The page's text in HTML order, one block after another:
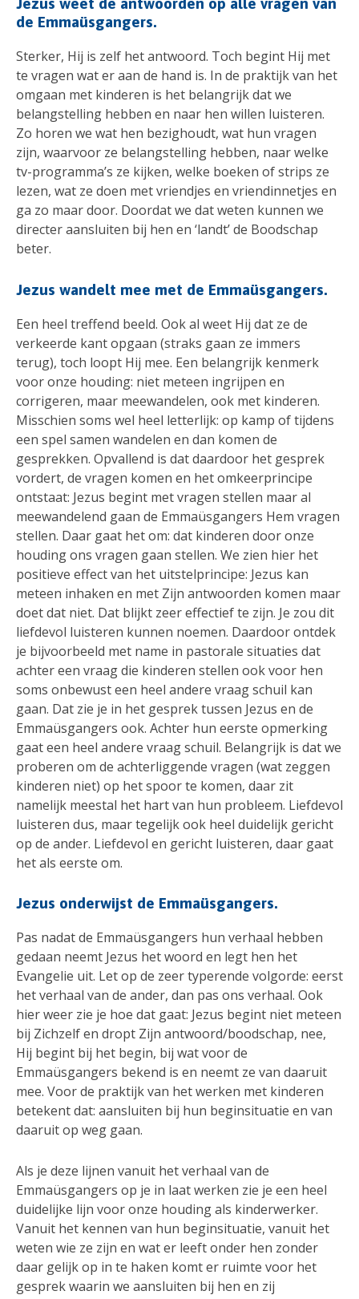
de Emmaüsgangers.
Sterker, Hij is zelf het antwoord. Toch begint Hij met
te vragen wat er aan de hand is. In de praktijk van het
omgaan met kinderen is het belangrijk dat we
belangstelling hebben en naar hen willen luisteren.
Zo horen we wat hen bezighoudt, wat hun vragen
zijn, waarvoor ze belangstelling hebben, naar welke
tv-programma’s ze kijken, welke boeken of strips ze
lezen, wat ze doen met vriendjes en vriendinnetjes en
ga zo maar door. Doordat we dat weten kunnen we
directer aansluiten bij hen en ‘landt’ de Boodschap
beter.
Jezus wandelt mee met de Emmaüsgangers.
Een heel treffend beeld. Ook al weet Hij dat ze de
verkeerde kant opgaan (straks gaan ze immers
terug), toch loopt Hij mee. Een belangrijk kenmerk
voor onze houding: niet meteen ingrijpen en
corrigeren, maar meewandelen, ook met kinderen.
Misschien soms wel heel letterlijk: op kamp of tijdens
een spel samen wandelen en dan komen de
gesprekken. Opvallend is dat daardoor het gesprek
vordert, de vragen komen en het omkeerprincipe
ontstaat: Jezus begint met vragen stellen maar al
meewandelend gaan de Emmaüsgangers Hem vragen
stellen. Daar gaat het om: dat kinderen door onze
houding ons vragen gaan stellen. We zien hier het
positieve effect van het uitstelprincipe: Jezus kan
meteen inhaken en met Zijn antwoorden komen maar
doet dat niet. Dat blijkt zeer effectief te zijn. Je zou dit
liefdevol luisteren kunnen noemen. Daardoor ontdek
je bijvoorbeeld met name in pastorale situaties dat
achter een vraag die kinderen stellen ook voor hen
soms onbewust een heel andere vraag schuil kan
gaan. Dat zie je in het gesprek tussen Jezus en de
Emmaüsgangers ook. Achter hun eerste opmerking
gaat een heel andere vraag schuil. Belangrijk is dat we
proberen om de achterliggende vragen (wat zeggen
kinderen niet) op het spoor te komen, daar zit
namelijk meestal het hart van hun probleem. Liefdevol
luisteren dus, maar tegelijk ook heel duidelijk gericht
op de ander. Liefdevol en gericht luisteren, daar gaat
het als eerste om.
Jezus onderwijst de Emmaüsgangers.
Pas nadat de Emmaüsgangers hun verhaal hebben
gedaan neemt Jezus het woord en legt hen het
Evangelie uit. Let op de zeer typerende volgorde: eerst
het verhaal van de ander, dan pas ons verhaal. Ook
hier weer zie je hoe dat gaat: Jezus begint niet meteen
bij Zichzelf en dropt Zijn antwoord/boodschap, nee,
Hij begint bij het begin, bij wat voor de
Emmaüsgangers bekend is en neemt ze van daaruit
mee. Voor de praktijk van het werken met kinderen
betekent dat: aansluiten bij hun beginsituatie en van
daaruit op weg gaan.
Als je deze lijnen vanuit het verhaal van de
Emmaüsgangers op je in laat werken zie je een heel
duidelijke lijn voor onze houding als kinderwerker.
Vanuit het kennen van hun beginsituatie, vanuit het
weten wie ze zijn en wat er leeft onder hen zonder
daar gelijk op in te haken komt er ruimte voor het
gesprek waarin we aansluiten bij hen en zij